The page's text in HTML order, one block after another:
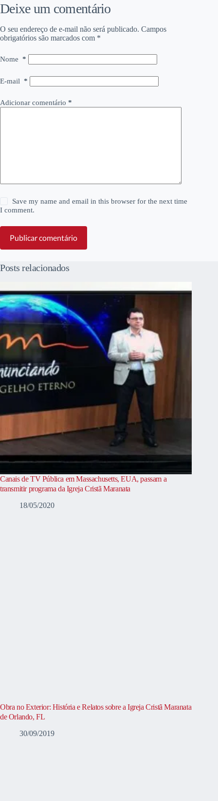
Deixe um comentário
O seu endereço de e-mail não será publicado. Campos
obrigatórios são marcados com *
Nome *
E-mail *
Adicionar comentário *
Save my name and email in this browser for the next time
I comment.
Publicar comentário
Posts relacionados
Canais de TV Pública em Massachusetts, EUA, passam a
transmitir programa da Igreja Cristã Maranata
18/05/2020
Obra no Exterior: História e Relatos sobre a Igreja Cristã Maranata
de Orlando, FL
30/09/2019